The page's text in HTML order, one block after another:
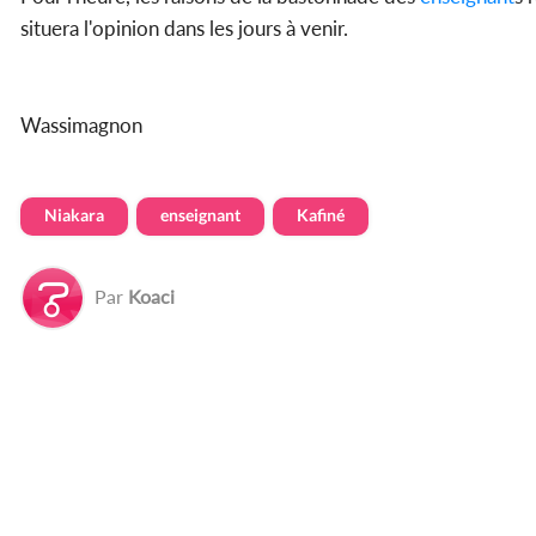
situera l'opinion dans les jours à venir.
Wassimagnon
Niakara enseignant Kafiné
Par Koaci